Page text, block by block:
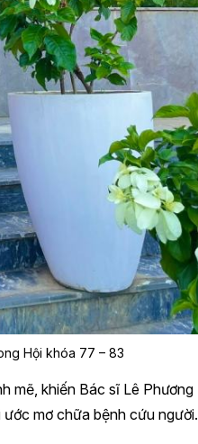
Hội khóa 77 – 83
mẽ, khiến Bác sĩ Lê Phương
mơ chữa bệnh cứu người.